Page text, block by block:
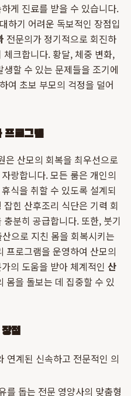
게 진료를 받을 수 있습니다.
하기 어려운 독보적인 장점입
전문의가 정기적으로 회진하
크합니다. 황달, 체중 변화,
할 수 있는 문제들을 조기에
여 초보 부모의 걱정을 덜어
로그램
은 산모의 회복을 최우선으로
랑합니다. 모든 룸은 개인의
식을 취할 수 있도록 설계되
힌 산후조리 식단은 기력 회
분히 공급합니다. 또한, 붓기
으로 지친 몸을 회복시키는
프로그램을 운영하여 산모의
의 도움을 받아 체계적인 산
몸을 돌보는 데 집중할 수 있
점
연계된 신속하고 전문적인 의
를 돕는 전문 영양사의 맞춤형